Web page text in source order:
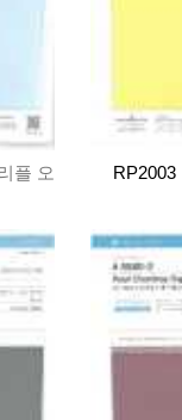
플 오
RP2003